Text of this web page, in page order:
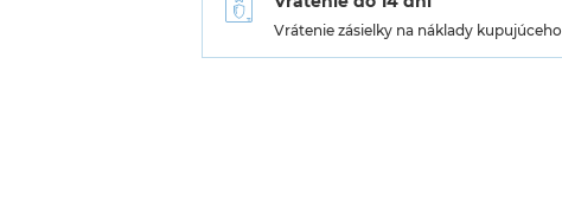
Vrátenie zásielky na náklady kupujúceho